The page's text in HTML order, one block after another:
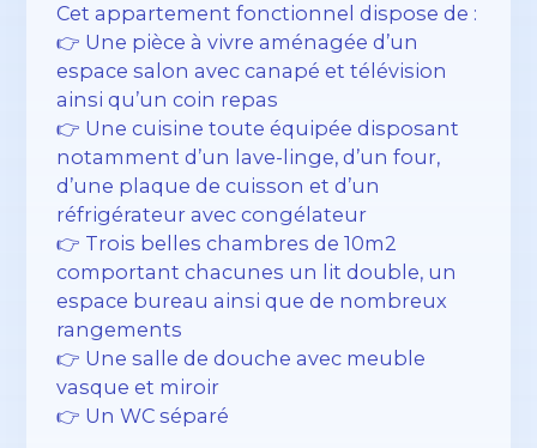
Cet appartement fonctionnel dispose de :
👉 Une pièce à vivre aménagée d’un
espace salon avec canapé et télévision
ainsi qu’un coin repas
👉 Une cuisine toute équipée disposant
notamment d’un lave-linge, d’un four,
d’une plaque de cuisson et d’un
réfrigérateur avec congélateur
👉 Trois belles chambres de 10m2
comportant chacunes un lit double, un
espace bureau ainsi que de nombreux
rangements
👉 Une salle de douche avec meuble
vasque et miroir
👉 Un WC séparé